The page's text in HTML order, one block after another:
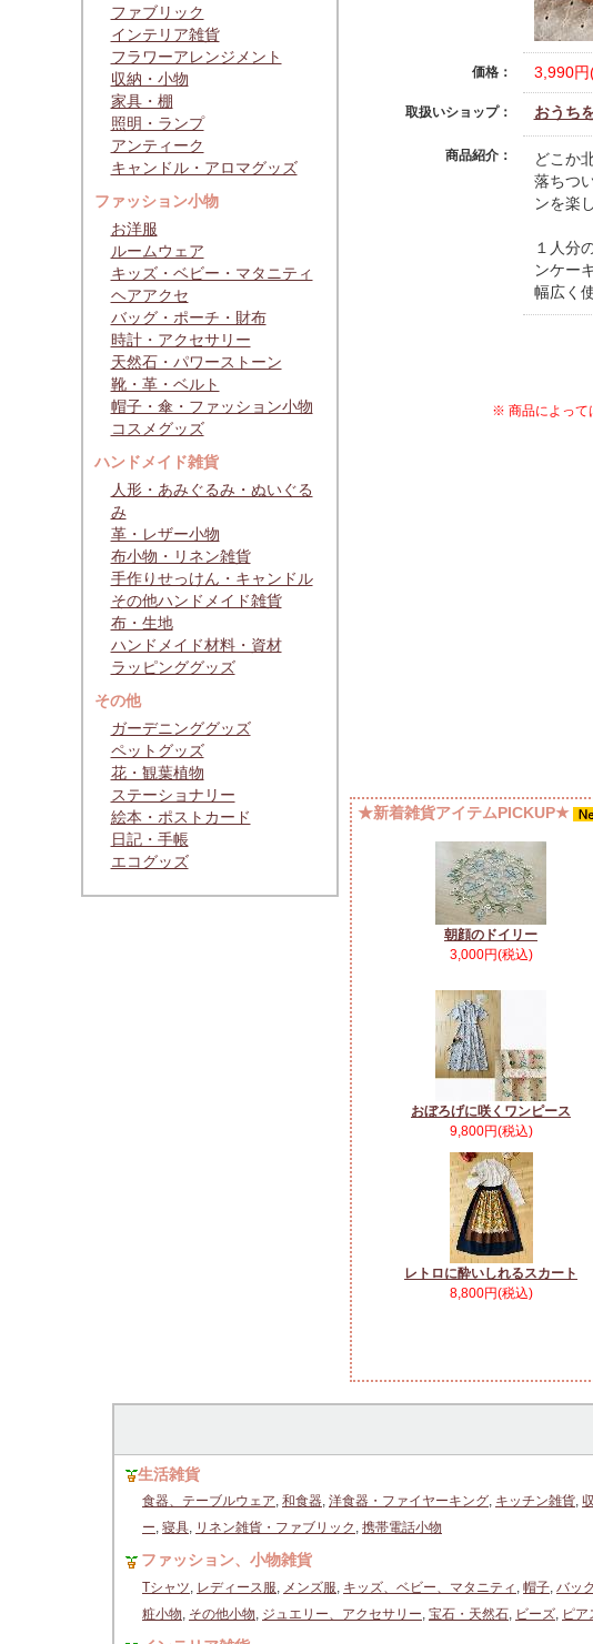
ファブリック
インテリア雑貨
フラワーアレンジメント
収納・小物
家具・棚
照明・ランプ
アンティーク
キャンドル・アロマグッズ
ファッション小物
お洋服
ルームウェア
キッズ・ベビー・マタニティ
ヘアアクセ
バッグ・ポーチ・財布
時計・アクセサリー
天然石・パワーストーン
靴・革・ベルト
帽子・傘・ファッション小物
コスメグッズ
ハンドメイド雑貨
人形・あみぐるみ・ぬいぐる
み
革・レザー小物
布小物・リネン雑貨
手作りせっけん・キャンドル
その他ハンドメイド雑貨
布・生地
ハンドメイド材料・資材
ラッピンググッズ
その他
ガーデニンググッズ
ペットグッズ
花・観葉植物
ステーショナリー
絵本・ポストカード
日記・手帳
エコグッズ
価格： 3,990円
取扱いショップ： おうち
商品紹介：
どこか
落ちつ
ンを楽
１人分
ンケー
幅広く
※ 商品によって
★新着雑貨アイテムPICKUP★
朝顔のドイリー
3,000円(税込)
おぼろげに咲くワンピース
9,800円(税込)
レトロに酔いしれるスカート
8,800円(税込)
生活雑貨
食器、テーブルウェア, 和食器, 洋食器・ファイヤーキング, キッチン雑貨,
ー, 寝具, リネン雑貨・ファブリック , 携帯電話小物
ファッション、小物雑貨
Tシャツ, レディース服, メンズ服, キッズ、ベビー、マタニティ , 帽子, バッ
粧小物, その他小物, ジュエリー、アクセサリー, 宝石・天然石, ビーズ, ピア